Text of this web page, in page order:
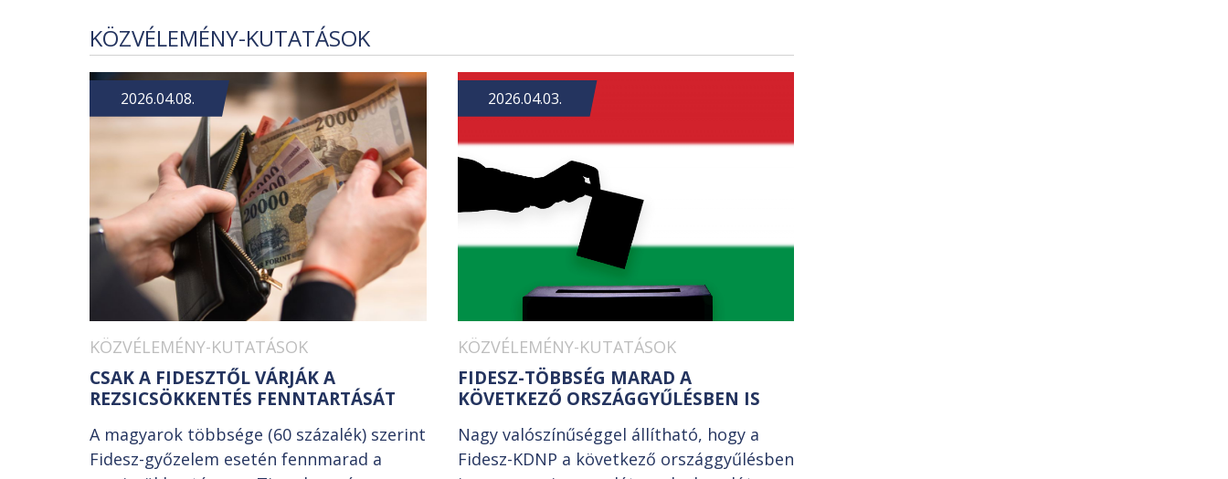
KÖZVÉLEMÉNY-KUTATÁSOK
2026.04.08.
KÖZVÉLEMÉNY-KUTATÁSOK
CSAK A FIDESZTŐL VÁRJÁK A
REZSICSÖKKENTÉS FENNTARTÁSÁT
A magyarok többsége (60 százalék) szerint
Fidesz-győzelem esetén fennmarad a
2026.04.03.
KÖZVÉLEMÉNY-KUTATÁSOK
FIDESZ-TÖBBSÉG MARAD A
KÖVETKEZŐ ORSZÁGGYŰLÉSBEN IS
Nagy valószínűséggel állítható, hogy a
Fidesz-KDNP a következő országgyűlésben